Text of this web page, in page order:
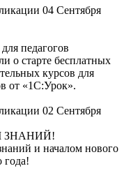
04 Сентября
педагогов
о старте бесплатных
курсов для
от «1С:Урок».
02 Сентября
ЗНАНИЙ!
и началом нового
года!